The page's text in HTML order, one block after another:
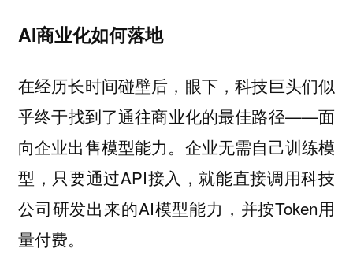
AI商业化如何落地
在经历长时间碰壁后，眼下，科技巨头们似
乎终于找到了通往商业化的最佳路径——面
向企业出售模型能力。企业无需自己训练模
型，只要通过API接入，就能直接调用科技
公司研发出来的AI模型能力，并按Token用
量付费。